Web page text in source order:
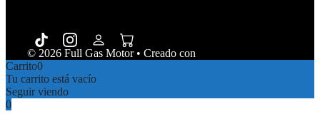
© 2026 Full Gas Motor• Creado con
Carrito0
Tu carrito está vacío
Seguir viendo
0